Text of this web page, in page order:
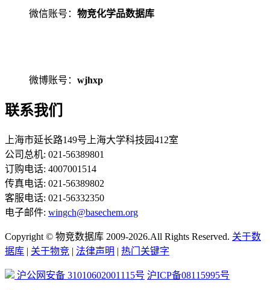
微信账号： 物竞化学品数据库
微博账号： wjhxp
联系我们
上海市延长路149号上海大学科技园412室
公司总机: 021-56389801
订购电话: 4007001514
传真电话: 021-56389802
客服电话: 021-56332350
电子邮件: wingch@basechem.org
Copyright © 物竞数据库 2009-2026.All Rights Reserved. 关于数
据库 | 关于物竞 | 法律声明 | 热门关键字
沪公网安备 31010602001115号 沪ICP备08115995号